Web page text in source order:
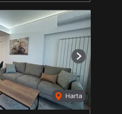
Harta
Next